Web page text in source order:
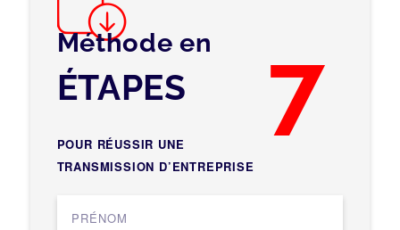
Méthode en 7
ÉTAPES
POUR RÉUSSIR UNE
TRANSMISSION D’ENTREPRISE